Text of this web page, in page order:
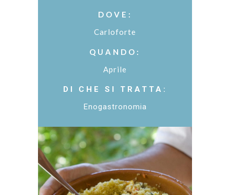
DOVE:
Carloforte
QUANDO:
Aprile
DI CHE SI TRATTA:
Enogastronomia